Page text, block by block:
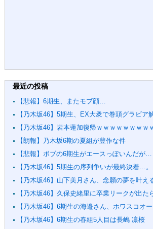
最近の投稿
【悲報】6期生、またモブ顔…
【乃木坂46】5期生、EX大衆で巻頭グラビア
【乃木坂46】岩本蓮加復帰ｗｗｗｗｗｗｗｗ
【朗報】乃木坂6期の夏組が豊作な件
【悲報】ボブの6期生がエースっぽいんだが…
【乃木坂46】5期生の序列争いが最終決着…
【乃木坂46】山下美月さん、念願の夢を叶え
【乃木坂46】久保史緒里に卒業リークが出た
【乃木坂46】6期生の海邉さん、ホワスコオ
【乃木坂46】6期生の春組5人目は長嶋 凛桜